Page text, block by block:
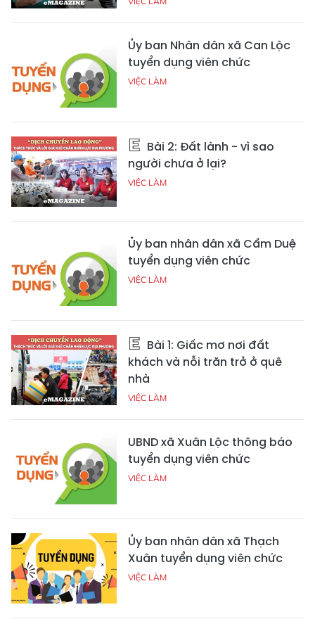
Ủy ban Nhân dân xã Can Lộc
tuyển dụng viên chức
VIỆC LÀM
Bài 2: Đất lành - vì sao
người chưa ở lại?
VIỆC LÀM
Ủy ban nhân dân xã Cẩm Duệ
tuyển dụng viên chức
VIỆC LÀM
Bài 1: Giấc mơ nơi đất
khách và nỗi trăn trở ở quê
nhà
VIỆC LÀM
UBND xã Xuân Lộc thông báo
tuyển dụng viên chức
VIỆC LÀM
Ủy ban nhân dân xã Thạch
Xuân tuyển dụng viên chức
VIỆC LÀM